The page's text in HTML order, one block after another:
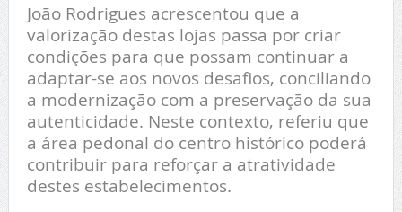
João Rodrigues acrescentou que a
valorização destas lojas passa por criar
condições para que possam continuar a
adaptar-se aos novos desafios, conciliando
a modernização com a preservação da sua
autenticidade. Neste contexto, referiu que
a área pedonal do centro histórico poderá
contribuir para reforçar a atratividade
destes estabelecimentos.